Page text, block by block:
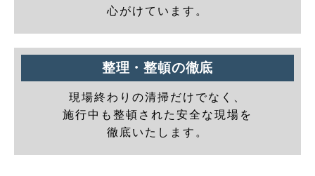
心がけています。
整理・整頓の徹底
現場終わりの清掃だけでなく、
施行中も整頓された安全な現場を
徹底いたします。